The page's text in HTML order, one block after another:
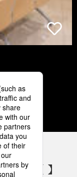
5
カウント